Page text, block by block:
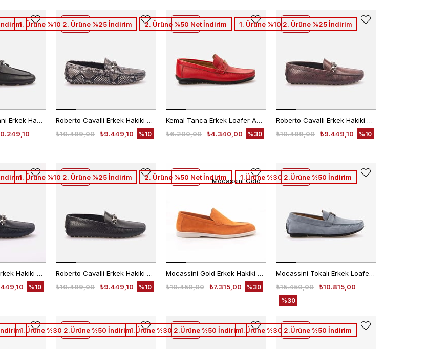
Valentino Garavani Erkek Hakiki Deri Siyah Loafer Konforlu Ayakkabı
Roberto Cavalli Erkek Hakiki Deri Roccia Python Loafer Konforlu Ayakkabı
₺9.449,10
₺10.499,00 %10
1. Ürüne %10 2. Ürüne %25 İndirim
Kemal Tanca Erkek Loafer A8202
₺4.340,00
₺6.200,00 %30
2. Ürüne %50 Net İndirim
Roberto Cavalli Erkek Hakiki Deri Choccolate Python Loafer Konforlu Ayakkabı
₺9.449,10
₺10.499,00 %10
1. Ürüne %10 2. Ürüne %25 İndirim
Roberto Cavalli Erkek Hakiki Deri Mavi Python Loafer Konforlu Ayakkabı
%10
Roberto Cavalli Erkek Hakiki Deri Siyah Python Loafer Konforlu Ayakkabı
₺9.449,10
₺10.499,00 %10
1. Ürüne %10 2. Ürüne %25 İndirim
Mocassini Gold Erkek Hakiki Deri Eva Taban Turuncu Süet Loafer Konforlu Ayakkabı
₺7.315,00
₺10.450,00 %30
2. Ürüne %50 Net İndirimMocassini Gold
Mocassini Tokalı Erkek Loafer M584
₺10.815,00
₺15.450,00
%30
1.Ürüne %30 2.Ürüne %50 İndirim
1.Ürüne %30 2.Ürüne %50 İndirim1.Ürüne %30 2.Ürüne %50 İndirim1.Ürüne %30 2.Ürüne %50 İndirim